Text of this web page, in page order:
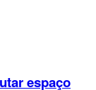
espaço